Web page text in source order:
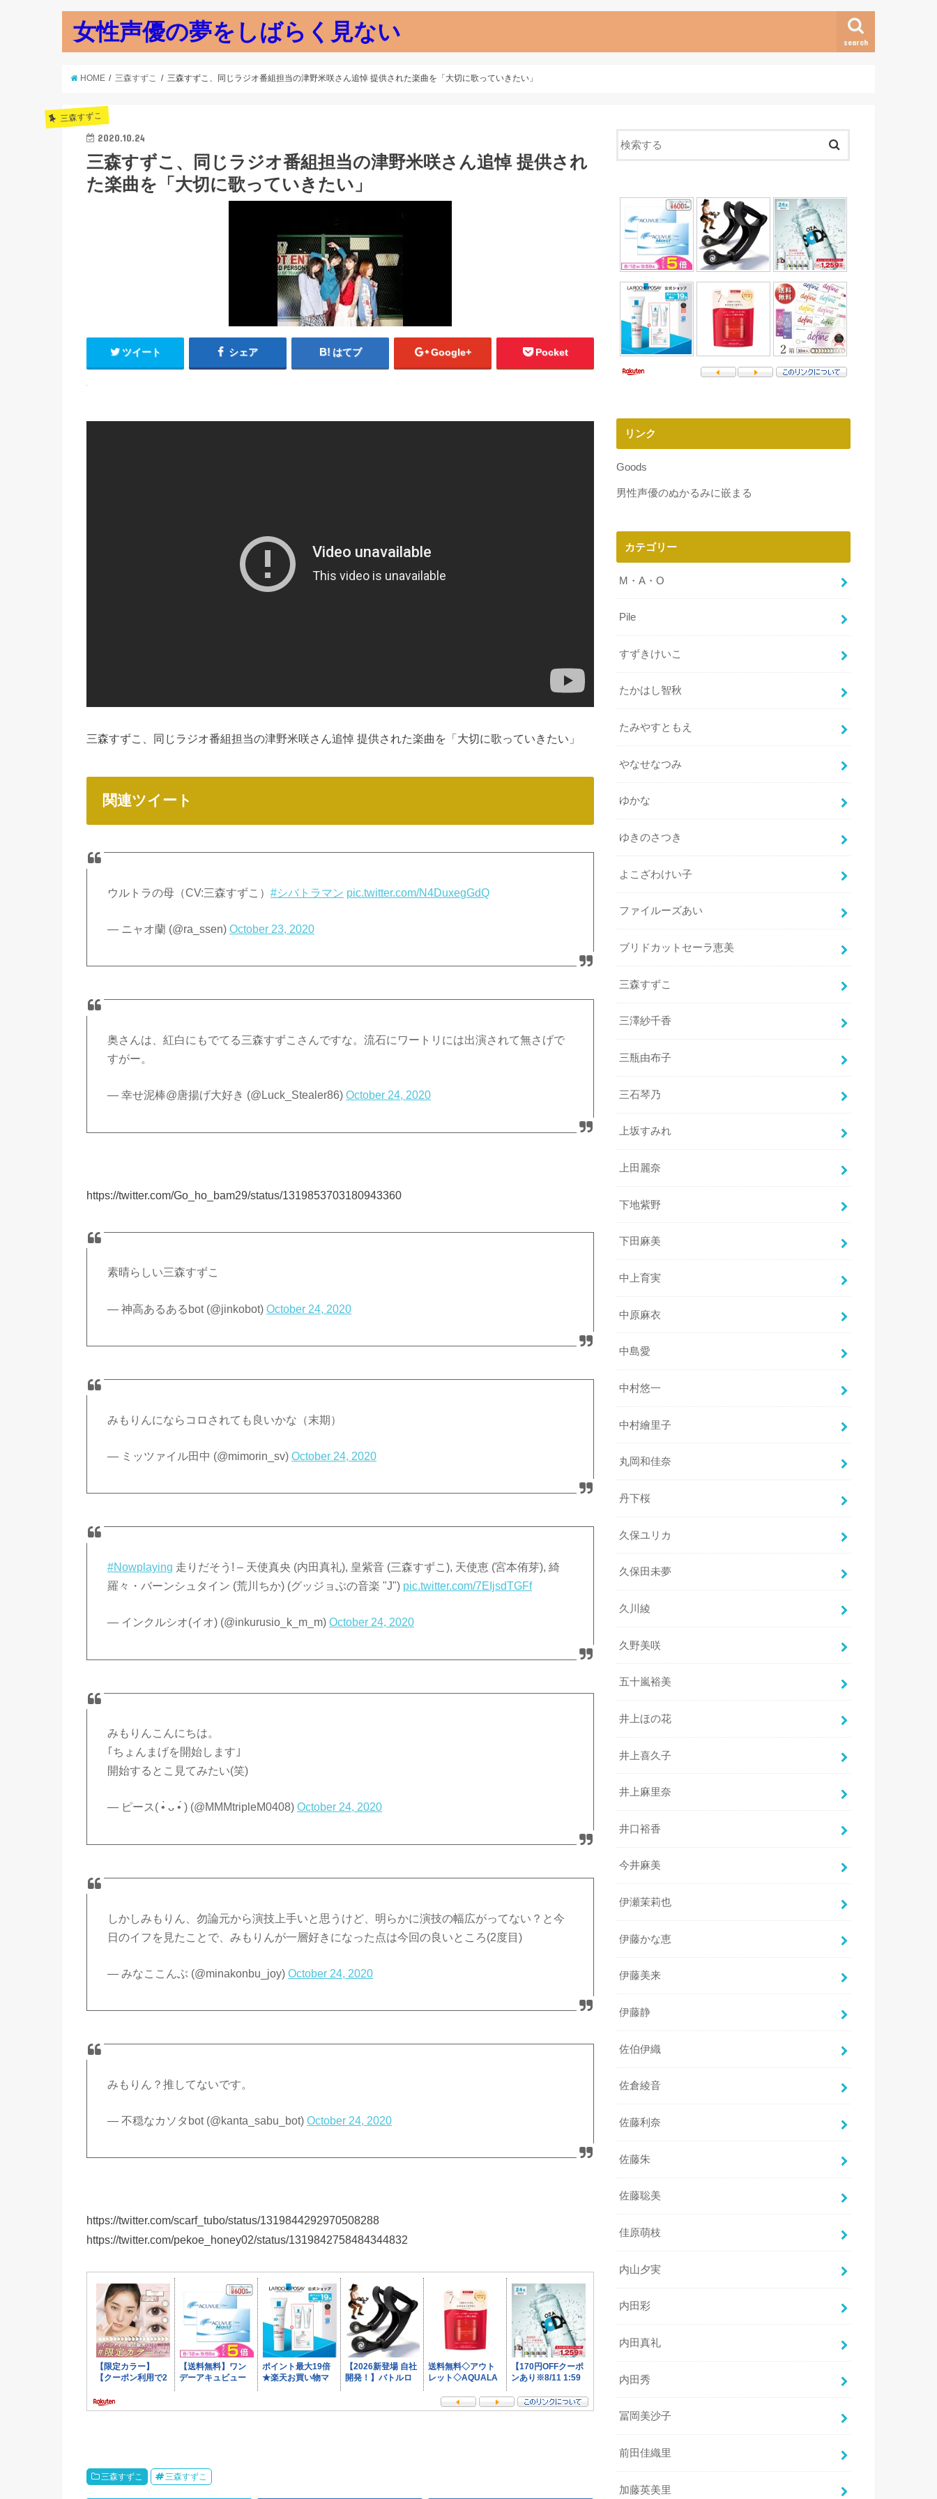
女性声優の夢をしばらく見ない search
HOME 三森すずこ 三森すずこ、同じラジオ番組担当の津野米咲さん追悼 提供された楽曲を「大切に歌っていきたい」
三森すずこ
2020.10.24
三森すずこ、同じラジオ番組担当の津野米咲さん追悼 提供され
た楽曲を「大切に歌っていきたい」
ツイート シェア はてブ Google+ Pocket
三森すずこ、同じラジオ番組担当の津野米咲さん追悼 提供された楽曲を「大切に歌っていきたい」
関連ツイート
ウルトラの母（CV:三森すずこ）#シバトラマン pic.twitter.com/N4DuxegGdQ
— ニャオ蘭 (@ra_ssen)October 23, 2020
奥さんは、紅白にもでてる三森すずこさんですな。流石にワートリには出演されて無さげで
すがー。
— 幸せ泥棒@唐揚げ大好き (@Luck_Stealer86)October 24, 2020
https://twitter.com/Go_ho_bam29/status/1319853703180943360
素晴らしい三森すずこ
— 神高あるあるbot (@jinkobot)October 24, 2020
みもりんにならコロされても良いかな（末期）
— ミッツァイル田中 (@mimorin_sv)October 24, 2020
#Nowplaying 走りだそう! – 天使真央 (内田真礼), 皇紫音 (三森すずこ), 天使恵 (宮本侑芽), 綺
羅々・バーンシュタイン (荒川ちか) (グッジョぶの音楽 "J") pic.twitter.com/7EIjsdTGFf
— インクルシオ(イオ) (@inkurusio_k_m_m)October 24, 2020
みもりんこんにちは。
｢ちょんまげを開始します｣
開始するとこ見てみたい(笑)
— ピース( •̀ ᴗ •́ ) (@MMMtripleM0408)October 24, 2020
しかしみもりん、勿論元から演技上手いと思うけど、明らかに演技の幅広がってない？と今
日のイフを見たことで、みもりんが一層好きになった点は今回の良いところ(2度目)
— みなここんぶ (@minakonbu_joy)October 24, 2020
みもりん？推してないです。
— 不穏なカソタbot (@kanta_sabu_bot)October 24, 2020
https://twitter.com/scarf_tubo/status/1319844292970508288
https://twitter.com/pekoe_honey02/status/1319842758484344832
三森すずこ 三森すずこ
リンク
Goods
男性声優のぬかるみに嵌まる
カテゴリー
M・A・O
Pile
すずきけいこ
たかはし智秋
たみやすともえ
やなせなつみ
ゆかな
ゆきのさつき
よこざわけい子
ファイルーズあい
ブリドカットセーラ恵美
三森すずこ
三澤紗千香
三瓶由布子
三石琴乃
上坂すみれ
上田麗奈
下地紫野
下田麻美
中上育実
中原麻衣
中島愛
中村悠一
中村繪里子
丸岡和佳奈
丹下桜
久保ユリカ
久保田未夢
久川綾
久野美咲
五十嵐裕美
井上ほの花
井上喜久子
井上麻里奈
井口裕香
今井麻美
伊瀬茉莉也
伊藤かな恵
伊藤美来
伊藤静
佐伯伊織
佐倉綾音
佐藤利奈
佐藤朱
佐藤聡美
佳原萌枝
内山夕実
内田彩
内田真礼
内田秀
冨岡美沙子
前田佳織里
加藤英美里